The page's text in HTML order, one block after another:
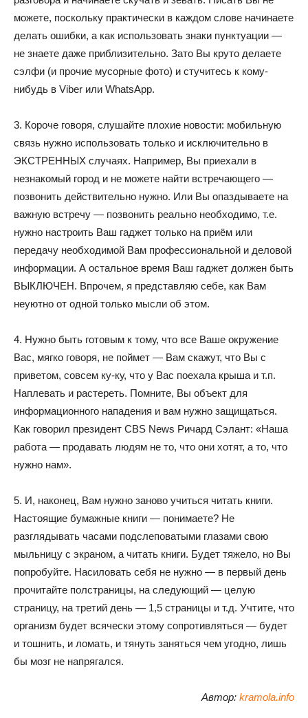
можете, поскольку практически в каждом слове начинаете
делать ошибки, а как использовать знаки пунктуации —
не знаете даже приблизительно. Зато Вы круто делаете
сэлфи (и прочие мусорные фото) и стучитесь к кому-
нибудь в Viber или WhatsApp.
3. Короче говоря, слушайте плохие новости: мобильную
связь нужно использовать только и исключительно в
ЭКСТРЕННЫХ случаях. Например, Вы приехали в
незнакомый город и не можете найти встречающего —
позвонить действительно нужно. Или Вы опаздываете на
важную встречу — позвонить реально необходимо, т.е.
нужно настроить Ваш гаджет только на приём или
передачу необходимой Вам профессиональной и деловой
информации. А остальное время Ваш гаджет должен быть
ВЫКЛЮЧЕН. Впрочем, я представляю себе, как Вам
неуютно от одной только мысли об этом.
4. Нужно быть готовым к тому, что все Ваше окружение
Вас, мягко говоря, не поймет — Вам скажут, что Вы с
приветом, совсем ку-ку, что у Вас поехала крыша и т.п.
Наплевать и растереть. Помните, Вы объект для
информационного нападения и вам нужно защищаться.
Как говорил президент CBS News Ричард Сэлант: «Наша
работа — продавать людям не то, что они хотят, а то, что
нужно нам».
5. И, наконец, Вам нужно заново учиться читать книги.
Настоящие бумажные книги — понимаете? Не
разглядывать часами подслеповатыми глазами свою
мыльницу с экраном, а читать книги. Будет тяжело, но Вы
попробуйте. Насиловать себя не нужно — в первый день
прочитайте полстраницы, на следующий — целую
страницу, на третий день — 1,5 страницы и т.д. Учтите, что
организм будет всячески этому сопротивляться — будет
и тошнить, и ломать, и тянуть заняться чем угодно, лишь
бы мозг не напрягался.
Автор: kramola.info